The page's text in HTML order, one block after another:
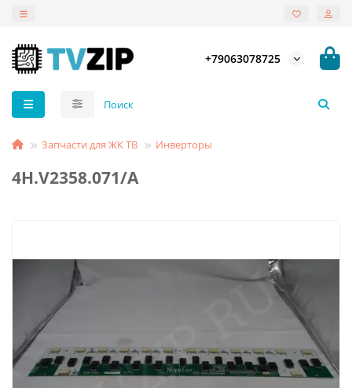
+79063078725
Запчасти для ЖК ТВ Инверторы
4H.V2358.071/A